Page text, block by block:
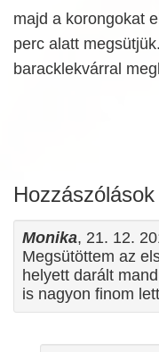
majd a korongokat
perc alatt
baracklekvárral
Hozzászólások
Monika, 21. 12.
Megsütöttem az
helyett darált
is nagyon finom